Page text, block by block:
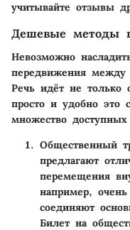
учитывайте отзывы
Дешевые методы
Невозможно
передвижения
Речь идёт не
просто и удобно это
множество доступных
Общественный
предлагают
перемещения
например,
соединяют
Билет на